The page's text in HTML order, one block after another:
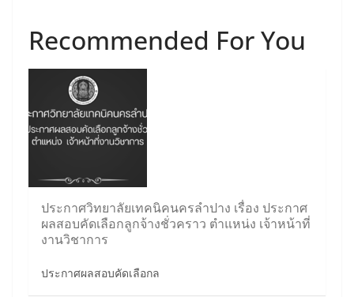
Recommended For You
ประกาศวิทยาลัยเทคนิคนครลำปาง เรื่อง ประกาศ
ผลสอบคัดเลือกลูกจ้างชั่วคราว ตำแหน่ง เจ้าหน้าที่
งานวิชาการ
ประกาศผลสอบคัดเลือกล